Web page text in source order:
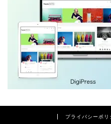
プライバシーポリ